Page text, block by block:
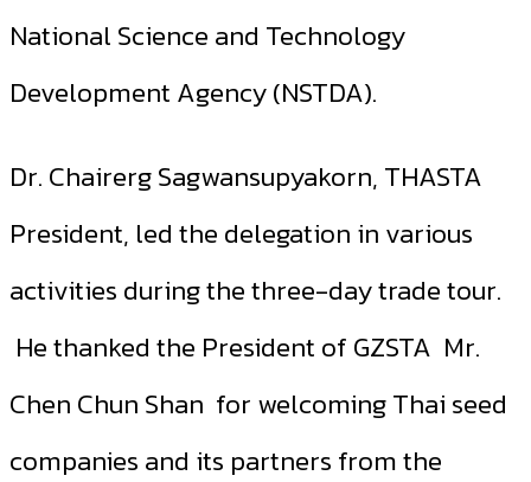
National Science and Technology
Development Agency (NSTDA).
Dr. Chairerg Sagwansupyakorn, THASTA
President, led the delegation in various
activities during the three-day trade tour.
He thanked the President of GZSTA Mr.
Chen Chun Shan for welcoming Thai seed
companies and its partners from the